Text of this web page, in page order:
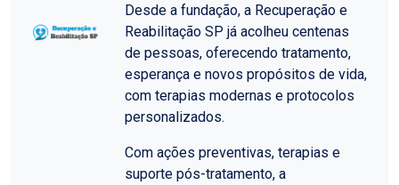
Desde a fundação, a Recuperação e
Reabilitação SP já acolheu centenas
de pessoas, oferecendo tratamento,
esperança e novos propósitos de vida,
com terapias modernas e protocolos
personalizados.
Com ações preventivas, terapias e
suporte pós-tratamento, a